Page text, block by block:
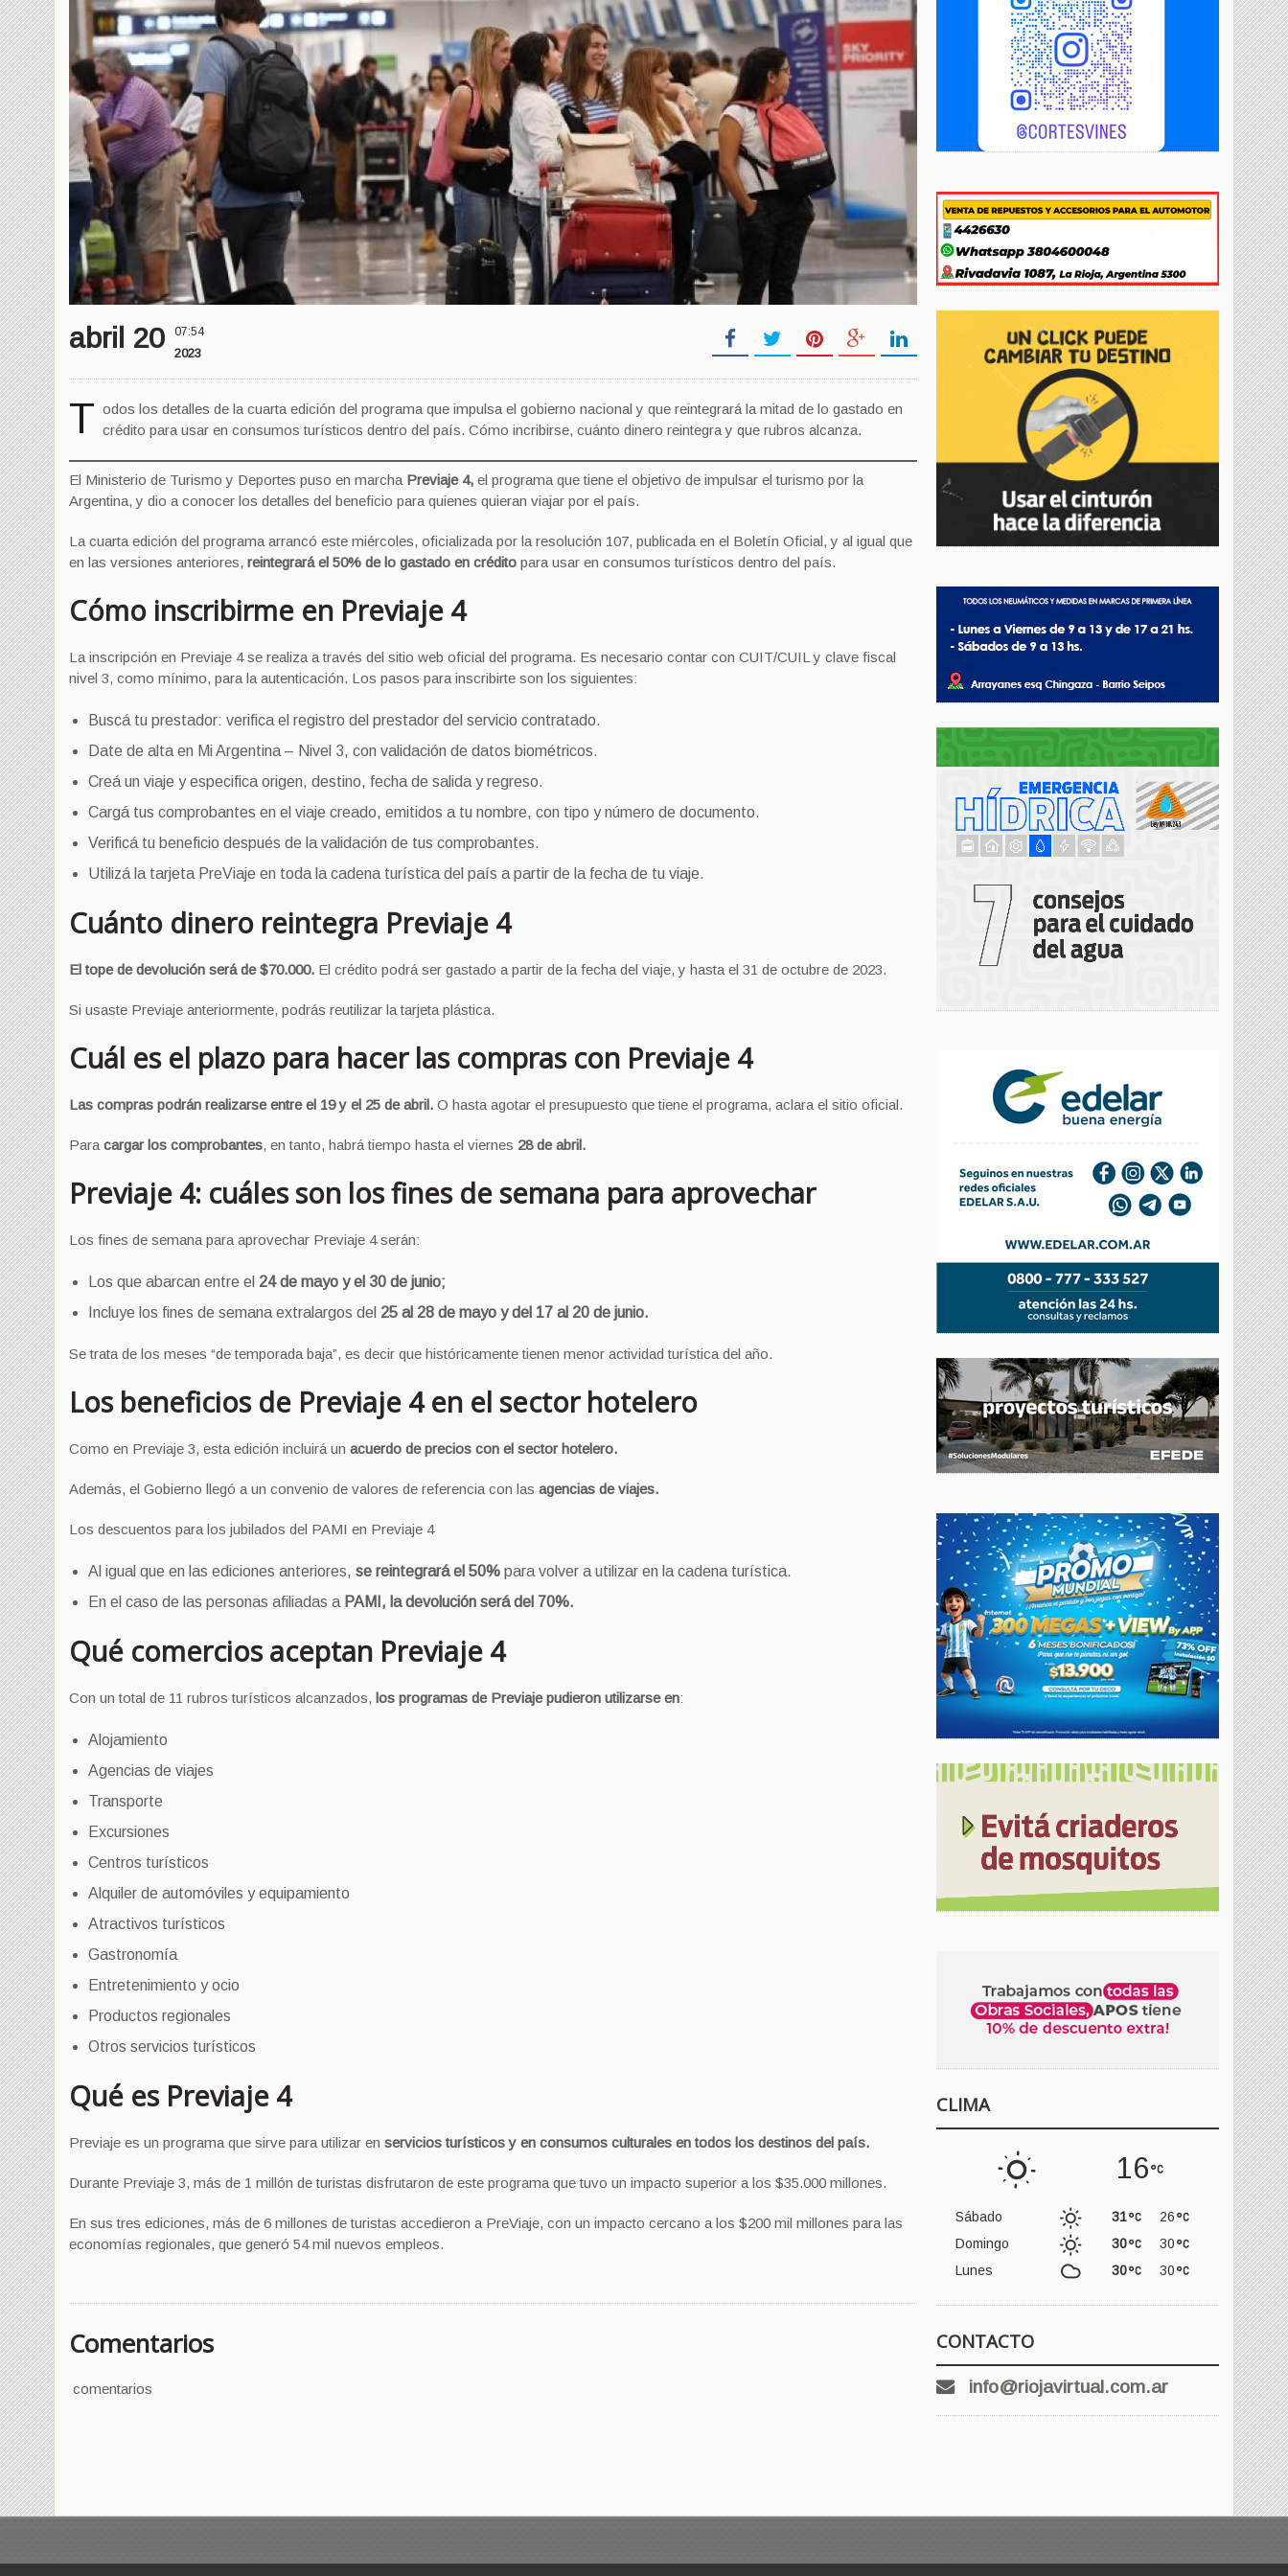
abril 20 07:54
2023
T odos los detalles de la cuarta edición del programa que impulsa el gobierno nacional y que reintegrará la mitad de lo gastado en
crédito para usar en consumos turísticos dentro del país. Cómo incribirse, cuánto dinero reintegra y que rubros alcanza.
El Ministerio de Turismo y Deportes puso en marcha Previaje 4, el programa que tiene el objetivo de impulsar el turismo por la
Argentina, y dio a conocer los detalles del beneficio para quienes quieran viajar por el país.
La cuarta edición del programa arrancó este miércoles, oficializada por la resolución 107, publicada en el Boletín Oficial, y al igual que
en las versiones anteriores, reintegrará el 50% de lo gastado en crédito para usar en consumos turísticos dentro del país.
Cómo inscribirme en Previaje 4
La inscripción en Previaje 4 se realiza a través del sitio web oficial del programa. Es necesario contar con CUIT/CUIL y clave fiscal
nivel 3, como mínimo, para la autenticación. Los pasos para inscribirte son los siguientes:
Buscá tu prestador: verifica el registro del prestador del servicio contratado.
Date de alta en Mi Argentina – Nivel 3, con validación de datos biométricos.
Creá un viaje y especifica origen, destino, fecha de salida y regreso.
Cargá tus comprobantes en el viaje creado, emitidos a tu nombre, con tipo y número de documento.
Verificá tu beneficio después de la validación de tus comprobantes.
Utilizá la tarjeta PreViaje en toda la cadena turística del país a partir de la fecha de tu viaje.
Cuánto dinero reintegra Previaje 4
El tope de devolución será de $70.000. El crédito podrá ser gastado a partir de la fecha del viaje, y hasta el 31 de octubre de 2023.
Si usaste Previaje anteriormente, podrás reutilizar la tarjeta plástica.
Cuál es el plazo para hacer las compras con Previaje 4
Las compras podrán realizarse entre el 19 y el 25 de abril. O hasta agotar el presupuesto que tiene el programa, aclara el sitio oficial.
Para cargar los comprobantes, en tanto, habrá tiempo hasta el viernes 28 de abril.
Previaje 4: cuáles son los fines de semana para aprovechar
Los fines de semana para aprovechar Previaje 4 serán:
Los que abarcan entre el 24 de mayo y el 30 de junio;
Incluye los fines de semana extralargos del 25 al 28 de mayo y del 17 al 20 de junio.
Se trata de los meses “de temporada baja”, es decir que históricamente tienen menor actividad turística del año.
Los beneficios de Previaje 4 en el sector hotelero
Como en Previaje 3, esta edición incluirá un acuerdo de precios con el sector hotelero.
Además, el Gobierno llegó a un convenio de valores de referencia con las agencias de viajes.
Los descuentos para los jubilados del PAMI en Previaje 4
Al igual que en las ediciones anteriores, se reintegrará el 50% para volver a utilizar en la cadena turística.
En el caso de las personas afiliadas a PAMI, la devolución será del 70%.
Qué comercios aceptan Previaje 4
Con un total de 11 rubros turísticos alcanzados, los programas de Previaje pudieron utilizarse en:
Alojamiento
Agencias de viajes
Transporte
Excursiones
Centros turísticos
Alquiler de automóviles y equipamiento
Atractivos turísticos
Gastronomía
Entretenimiento y ocio
Productos regionales
Otros servicios turísticos
Qué es Previaje 4
Previaje es un programa que sirve para utilizar en servicios turísticos y en consumos culturales en todos los destinos del país.
Durante Previaje 3, más de 1 millón de turistas disfrutaron de este programa que tuvo un impacto superior a los $35.000 millones.
En sus tres ediciones, más de 6 millones de turistas accedieron a PreViaje, con un impacto cercano a los $200 mil millones para las
economías regionales, que generó 54 mil nuevos empleos.
Comentarios
comentarios
CLIMA
16
Sábado 26
31
Domingo
30
30
Lunes
30
30
CONTACTO
info@riojavirtual.com.ar